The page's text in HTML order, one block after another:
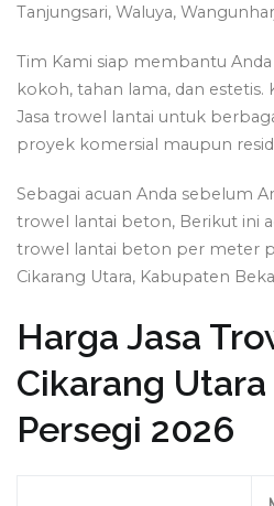
Tanjungsari, Waluya,
Tim Kami siap membantu
kokoh, tahan lama, dan estetis.
Jasa trowel lantai untuk
proyek komersial maupun
Sebagai acuan Anda sebelum
trowel lantai beton, Berikut ini
trowel lantai beton per meter
Cikarang Utara, Kabupaten
Harga Jasa
Cikarang
Persegi 2026